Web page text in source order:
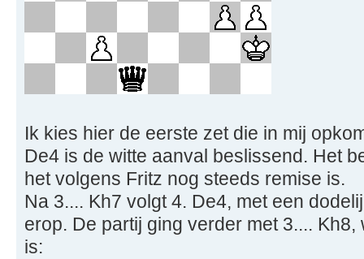
Ik kies hier de eerste zet die in mij
De4 is de witte aanval beslissend. Het
het volgens Fritz nog steeds remise is.
Na 3.... Kh7 volgt 4. De4, met een
erop. De partij ging verder met 3....
is: